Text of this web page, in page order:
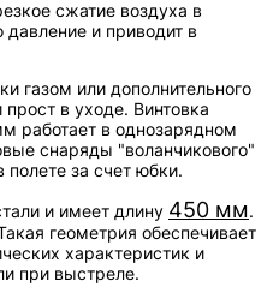
сжатие воздуха в
и приводит в
газом или дополнительного
в уходе. Винтовка
работает в однозарядном
снаряды "воланчикового"
полете за счет юбки.
и имеет длину 450 мм.
геометрия обеспечивает
характеристик и
при выстреле.